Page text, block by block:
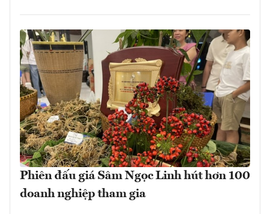
Phiên đấu giá Sâm Ngọc Linh hút hơn 100
doanh nghiệp tham gia